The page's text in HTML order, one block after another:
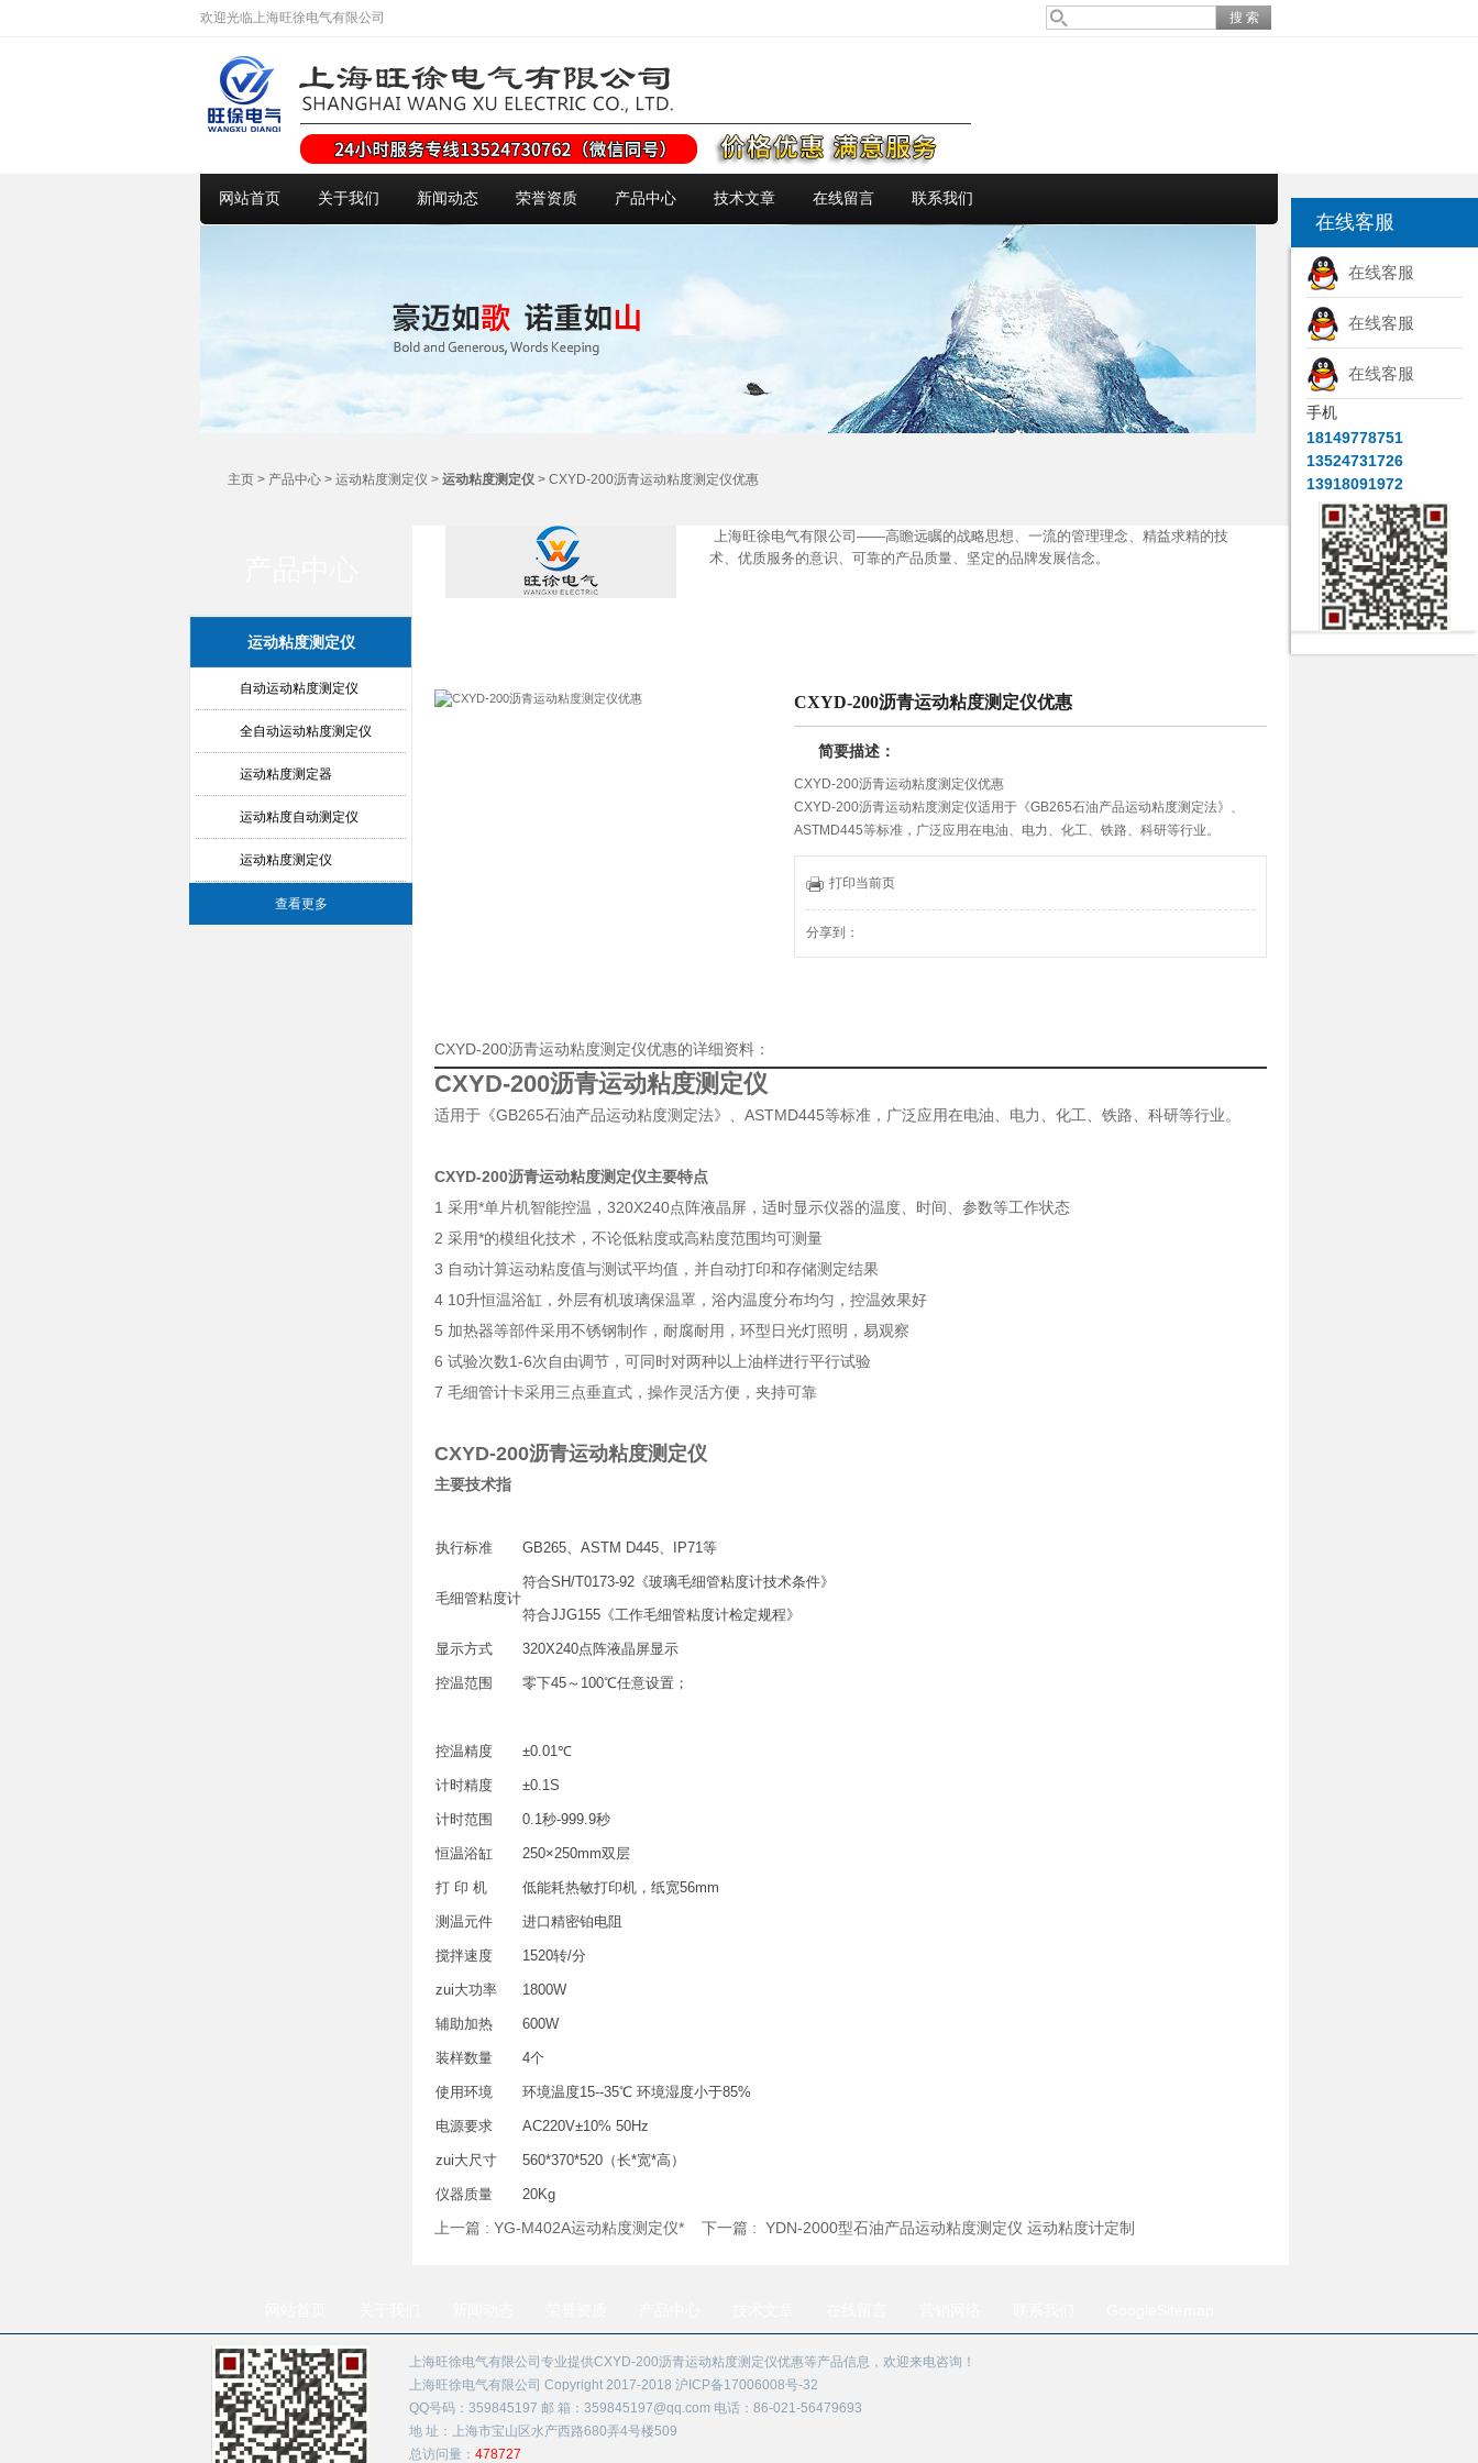
欢迎光临上海旺徐电气有限公司
网站首页 关于我们 新闻动态 荣誉资质 产品中心 技术文章 在线留言 联系我们
主页 > 产品中心 > 运动粘度测定仪 > 运动粘度测定仪 > CXYD-200沥青运动粘度测定仪优惠
运动粘度测定仪
自动运动粘度测定仪
全自动运动粘度测定仪
运动粘度测定器
运动粘度自动测定仪
运动粘度测定仪
查看更多
上海旺徐电气有限公司——高瞻远瞩的战略思想、一流的管理理念、精益求精的技
术、优质服务的意识、可靠的产品质量、坚定的品牌发展信念。
CXYD-200沥青运动粘度测定仪优惠
简要描述：
CXYD-200沥青运动粘度测定仪优惠
CXYD-200沥青运动粘度测定仪适用于《GB265石油产品运动粘度测定法》、
ASTMD445等标准，广泛应用在电油、电力、化工、铁路、科研等行业。
打印当前页
分享到：
CXYD-200沥青运动粘度测定仪优惠的详细资料：
CXYD-200沥青运动粘度测定仪
适用于《GB265石油产品运动粘度测定法》、ASTMD445等标准，广泛应用在电油、电力、化工、铁路、科研等行业。
CXYD-200沥青运动粘度测定仪主要特点
1 采用*单片机智能控温，320X240点阵液晶屏，适时显示仪器的温度、时间、参数等工作状态
2 采用*的模组化技术，不论低粘度或高粘度范围均可测量
3 自动计算运动粘度值与测试平均值，并自动打印和存储测定结果
4 10升恒温浴缸，外层有机玻璃保温罩，浴内温度分布均匀，控温效果好
5 加热器等部件采用不锈钢制作，耐腐耐用，环型日光灯照明，易观察
6 试验次数1-6次自由调节，可同时对两种以上油样进行平行试验
7 毛细管计卡采用三点垂直式，操作灵活方便，夹持可靠
CXYD-200沥青运动粘度测定仪
主要技术指
执行标准 GB265、ASTM D445、IP71等
毛细管粘度计
符合SH/T0173-92《玻璃毛细管粘度计技术条件》
符合JJG155《工作毛细管粘度计检定规程》
显示方式 320X240点阵液晶屏显示
控温范围 零下45～100℃任意设置；
控温精度 ±0.01℃
计时精度 ±0.1S
计时范围 0.1秒-999.9秒
恒温浴缸 250×250mm双层
打 印 机 低能耗热敏打印机，纸宽56mm
测温元件 进口精密铂电阻
搅拌速度 1520转/分
zui大功率 1800W
辅助加热 600W
装样数量 4个
使用环境 环境温度15--35℃ 环境湿度小于85%
电源要求 AC220V±10% 50Hz
zui大尺寸 560*370*520（长*宽*高）
仪器质量 20Kg
上一篇 : YG-M402A运动粘度测定仪* 下一篇 : YDN-2000型石油产品运动粘度测定仪 运动粘度计定制
上海旺徐电气有限公司专业提供CXYD-200沥青运动粘度测定仪优惠等产品信息，欢迎来电咨询！
上海旺徐电气有限公司 Copyright 2017-2018 沪ICP备17006008号-32
QQ号码：359845197 邮 箱：359845197@qq.com 电话：86-021-56479693
地 址：上海市宝山区水产西路680弄4号楼509
总访问量： 478727
在线客服
在线客服
在线客服
在线客服
手机
18149778751
13524731726
13918091972